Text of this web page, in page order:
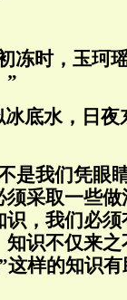
冻时，玉珂
”
底水，日夜
是我们凭眼
采取一些
，我们必
识不仅来
样的知识